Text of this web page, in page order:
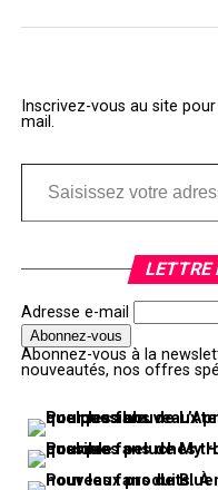
Inscrivez-vous au site
mail.
Saisissez votre adresse e-mail…
LETTRE
Adresse e-mail
Abonnez-vous à la
nouveautés, nos offres